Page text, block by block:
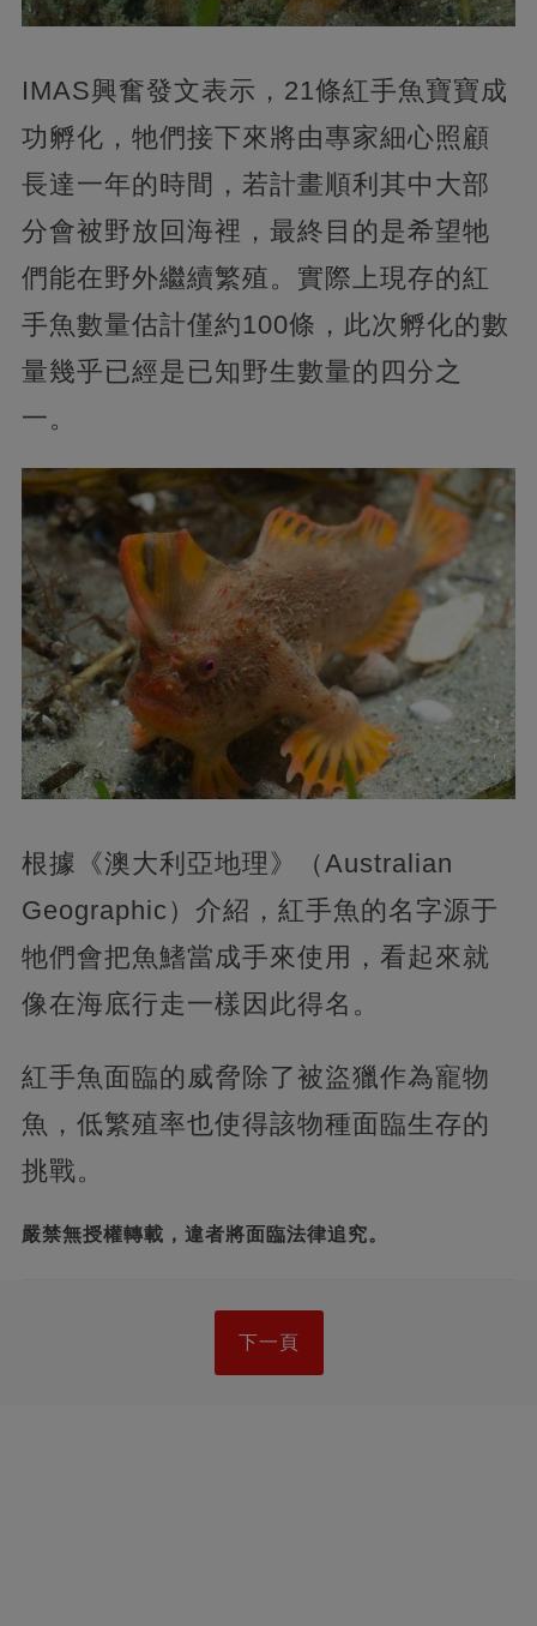
IMAS興奮發文表示，21條紅手魚寶寶成
功孵化，牠們接下來將由專家細心照顧
長達一年的時間，若計畫順利其中大部
分會被野放回海裡，最終目的是希望牠
們能在野外繼續繁殖。實際上現存的紅
手魚數量估計僅約100條，此次孵化的數
量幾乎已經是已知野生數量的四分之
一。
根據《澳大利亞地理》（Australian
Geographic）介紹，紅手魚的名字源于
牠們會把魚鰭當成手來使用，看起來就
像在海底行走一樣因此得名。
紅手魚面臨的威脅除了被盜獵作為寵物
魚，低繁殖率也使得該物種面臨生存的
挑戰。
嚴禁無授權轉載，違者將面臨法律追究。
下一頁